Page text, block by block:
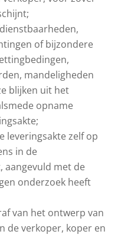
of bijzondere
mandeligheden
blijken uit het
opname
leveringsakte zelf op
in de
aangevuld met de
onderzoek heeft
van het ontwerp van
de verkoper, koper en